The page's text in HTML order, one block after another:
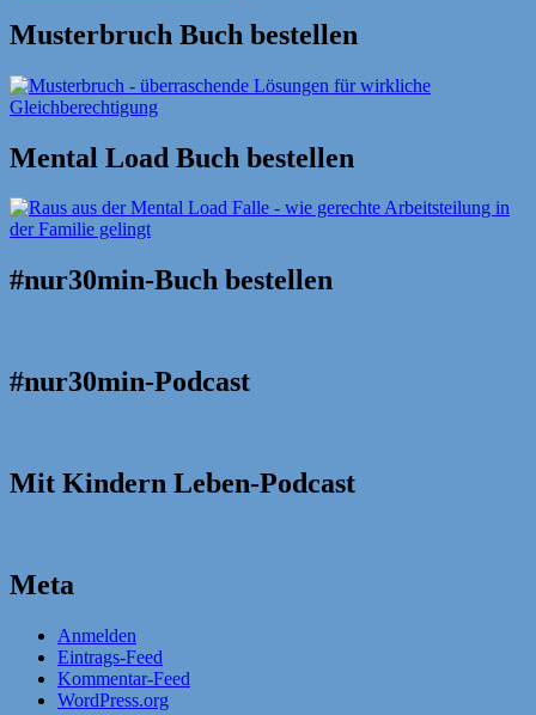
Musterbruch Buch bestellen
Mental Load Buch bestellen
#nur30min-Buch bestellen
#nur30min-Podcast
Mit Kindern Leben-Podcast
Meta
Anmelden
Eintrags-Feed
Kommentar-Feed
WordPress.org